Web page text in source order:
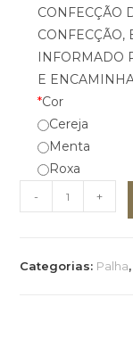
CONFECÇÃO
CONFECÇÃO,
INFORMADO
E
*Cor
Cereja
Menta
Roxa
- +
Categorias: Palha,